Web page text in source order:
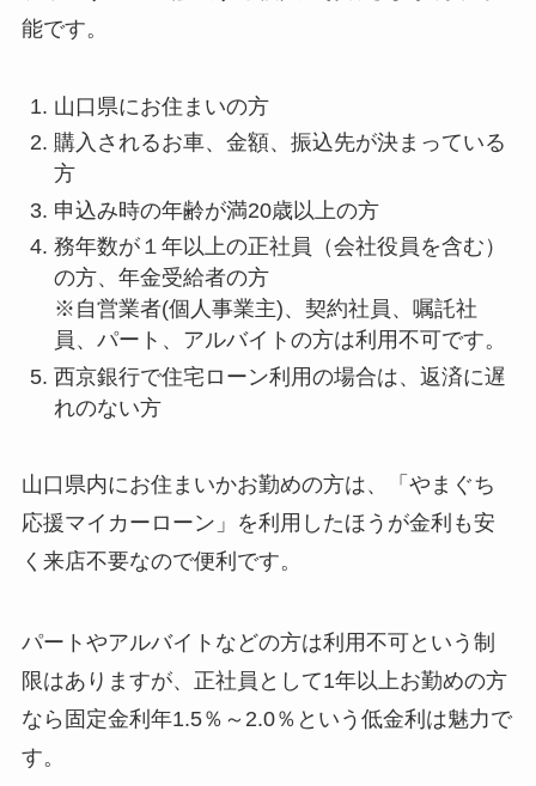
能です。
山口県にお住まいの方
購入されるお車、金額、振込先が決まっている
方
申込み時の年齢が満20歳以上の方
務年数が１年以上の正社員（会社役員を含む）
の方、年金受給者の方
※自営業者(個人事業主)、契約社員、嘱託社
員、パート、アルバイトの方は利用不可です。
西京銀行で住宅ローン利用の場合は、返済に遅
れのない方
山口県内にお住まいかお勤めの方は、「やまぐち
応援マイカーローン」を利用したほうが金利も安
く来店不要なので便利です。
パートやアルバイトなどの方は利用不可という制
限はありますが、正社員として1年以上お勤めの方
なら固定金利年1.5％～2.0％という低金利は魅力で
す。